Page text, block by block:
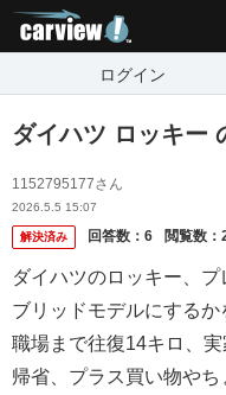
ログイン
ダイハツ ロッキー
1152795177さん
2026.5.5 15:07
解決済み 回答数： 6 閲覧数：
ダイハツのロッキー、
ブリッドモデルにするか
職場まで往復14キロ、
帰省、プラス買い物やち